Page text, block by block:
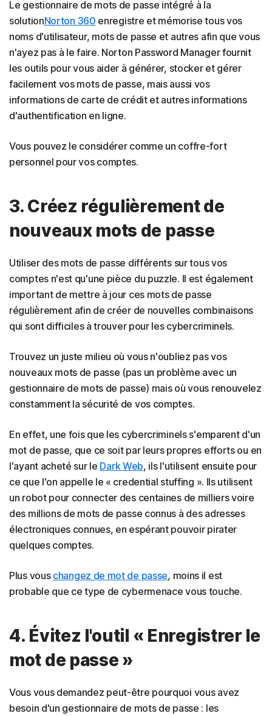
Le gestionnaire de mots de passe intégré à la
solutionNorton 360 enregistre et mémorise tous vos
noms d'utilisateur, mots de passe et autres afin que vous
n'ayez pas à le faire. Norton Password Manager fournit
les outils pour vous aider à générer, stocker et gérer
facilement vos mots de passe, mais aussi vos
informations de carte de crédit et autres informations
d'authentification en ligne.
Vous pouvez le considérer comme un coffre-fort
personnel pour vos comptes.
3. Créez régulièrement de
nouveaux mots de passe
Utiliser des mots de passe différents sur tous vos
comptes n'est qu'une pièce du puzzle. Il est également
important de mettre à jour ces mots de passe
régulièrement afin de créer de nouvelles combinaisons
qui sont difficiles à trouver pour les cybercriminels.
Trouvez un juste milieu où vous n'oubliez pas vos
nouveaux mots de passe (pas un problème avec un
gestionnaire de mots de passe) mais où vous renouvelez
constamment la sécurité de vos comptes.
En effet, une fois que les cybercriminels s'emparent d'un
mot de passe, que ce soit par leurs propres efforts ou en
l'ayant acheté sur le Dark Web, ils l'utilisent ensuite pour
ce que l'on appelle le « credential stuffing ». Ils utilisent
un robot pour connecter des centaines de milliers voire
des millions de mots de passe connus à des adresses
électroniques connues, en espérant pouvoir pirater
quelques comptes.
Plus vous changez de mot de passe, moins il est
probable que ce type de cybermenace vous touche.
4. Évitez l'outil « Enregistrer le
mot de passe »
Vous vous demandez peut-être pourquoi vous avez
besoin d'un gestionnaire de mots de passe : les